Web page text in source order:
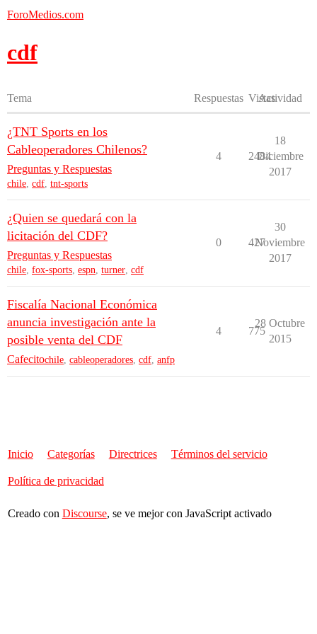
ForoMedios.com
cdf
Tema Respuestas Vistas
Actividad
¿TNT Sports en los
Cableoperadores Chilenos?
Preguntas y Respuestas
chile, cdf, tnt-sports
4 2484
18
Diciembre
2017
¿Quien se quedará con la
licitación del CDF?
Preguntas y Respuestas
chile, fox-sports, espn, turner, cdf
0 427
30
Noviembre
2017
Fiscalía Nacional Económica
anuncia investigación ante la
posible venta del CDF
Cafecitochile cableoperadores cdf anfp
4 775
28 Octubre
2015
Inicio Categorías Directrices Términos del servicio
Política de privacidad
Creado con Discourse, se ve mejor con JavaScript activado